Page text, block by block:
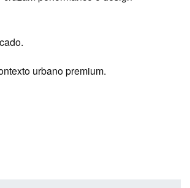
urbano premium.